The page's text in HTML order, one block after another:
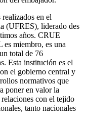
en el
(UFRES), liderado des
años. CRUE
es miembro, es una
total de 76
Esta institución es el
el gobierno central y
normativos que
poner en valor la
con el tejido
tanto nacionales